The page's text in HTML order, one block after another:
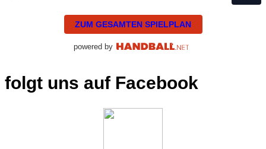
ZUM GESAMTEN SPIELPLAN
powered by
folgt uns auf Facebook